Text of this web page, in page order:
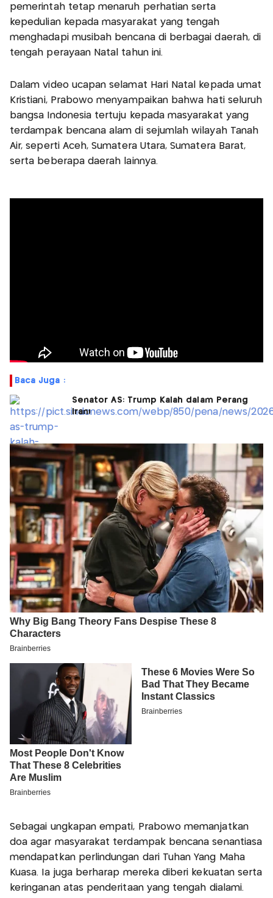
pemerintah tetap menaruh perhatian serta
kepedulian kepada masyarakat yang tengah
menghadapi musibah bencana di berbagai daerah, di
tengah perayaan Natal tahun ini.
Dalam video ucapan selamat Hari Natal kepada umat
Kristiani, Prabowo menyampaikan bahwa hati seluruh
bangsa Indonesia tertuju kepada masyarakat yang
terdampak bencana alam di sejumlah wilayah Tanah
Air, seperti Aceh, Sumatera Utara, Sumatera Barat,
serta beberapa daerah lainnya.
Baca Juga :
Senator AS: Trump Kalah dalam Perang
Iran!
Sebagai ungkapan empati, Prabowo memanjatkan
doa agar masyarakat terdampak bencana senantiasa
mendapatkan perlindungan dari Tuhan Yang Maha
Kuasa. Ia juga berharap mereka diberi kekuatan serta
keringanan atas penderitaan yang tengah dialami.